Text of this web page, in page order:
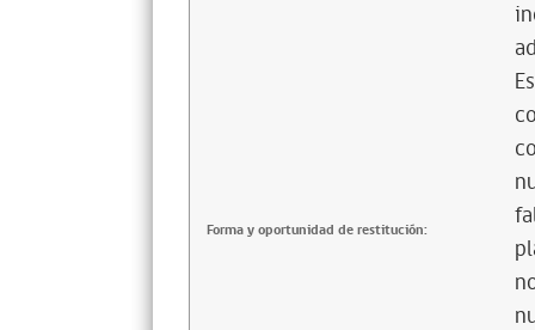
Forma y oportunidad de restitución: